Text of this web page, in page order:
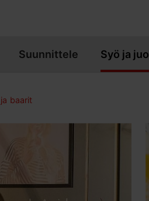
Suunnittele Syö ja juo
baarit